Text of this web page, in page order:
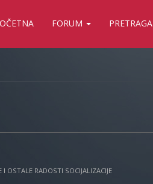
FORUM PRETRAGA
I OSTALE RADOSTI SOCIJALIZACIJE